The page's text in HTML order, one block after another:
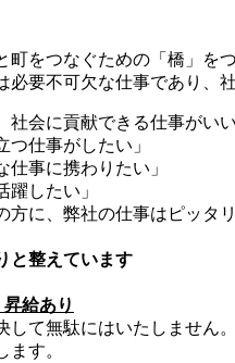
町をつなぐための「橋」を
必要不可欠な仕事であり、
社会に貢献できる仕事がいい
つ仕事がしたい」
仕事に携わりたい」
躍したい」
方に、弊社の仕事はピッタリ
と整えています
給あり
して無駄にはいたしません。
ます。